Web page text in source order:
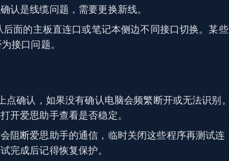
认是线缆问题，需要更换新线。
面的主板直连口或笔记本侧边不同接口切换。某些
接口问题。
确认，如果没有确认电脑会频繁断开或无法识别。
开爱思助手查看是否稳定。
阻断爱思助手的通信，临时关闭这些程序再测试连
完成后记得恢复保护。